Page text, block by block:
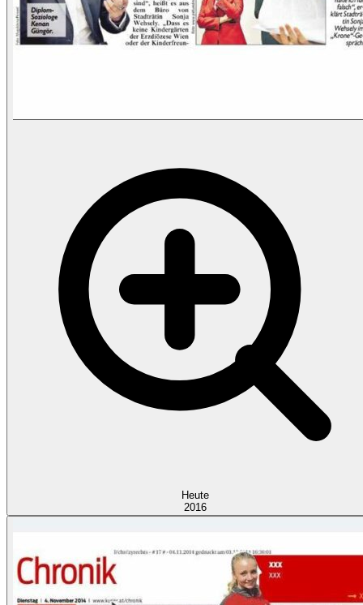
Heute
2016